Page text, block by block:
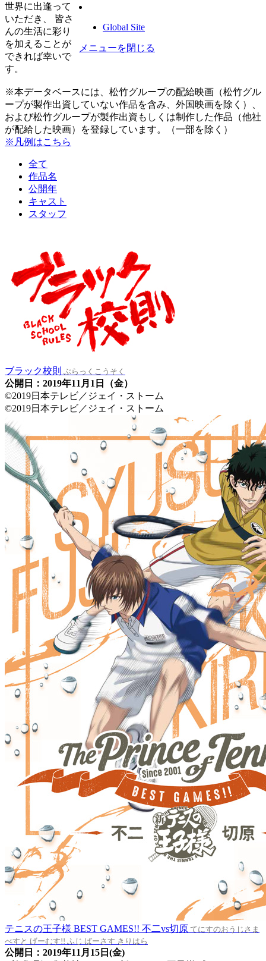
Global Site
メニューを閉じる
世界に出逢って
いただき、 皆さ
んの生活に彩り
を加えることが
できれば幸いで
す。
※本データベースには、松竹グループの配給映画（松竹グル
ープが製作出資していない作品を含み、外国映画を除く）、
および松竹グループが製作出資もしくは制作した作品（他社
が配給した映画）を登録しています。（一部を除く）
※凡例はこちら
全て
作品名
公開年
キャスト
スタッフ
ブラック校則 ぶらっくこうそく
公開日：2019年11月1日（金）
©2019日本テレビ／ジェイ・ストーム
©2019日本テレビ／ジェイ・ストーム
テニスの王子様 BEST GAMES!! 不二vs切原 てにすのおうじさま
べすと げーむす!! ふじ ばーさす きりはら
公開日：2019年11月15日(金)